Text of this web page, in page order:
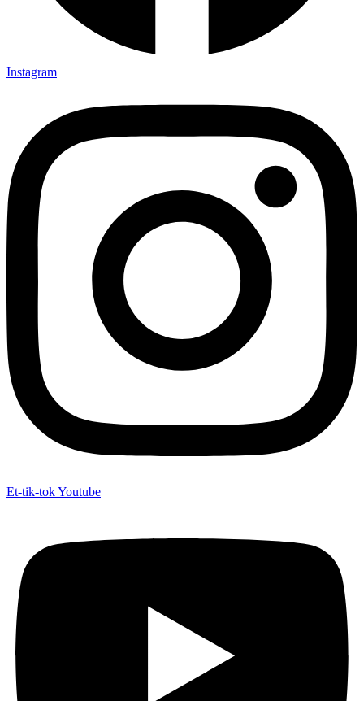
Instagram
Et-tik-tokYoutube